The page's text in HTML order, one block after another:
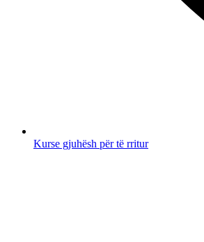
Kurse gjuhësh për të rritur